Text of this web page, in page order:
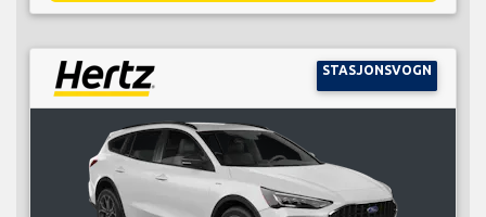
STASJONSVOGN